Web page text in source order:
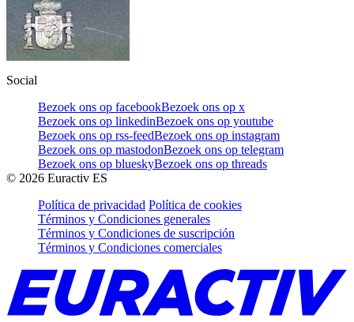
Social
Bezoek ons op facebookBezoek ons op x
Bezoek ons op linkedinBezoek ons op youtube
Bezoek ons op rss-feedBezoek ons op instagram
Bezoek ons op mastodonBezoek ons op telegram
Bezoek ons op blueskyBezoek ons op threads
© 2026 Euractiv ES
Política de privacidad Política de cookies
Términos y Condiciones generales
Términos y Condiciones de suscripción
Términos y Condiciones comerciales